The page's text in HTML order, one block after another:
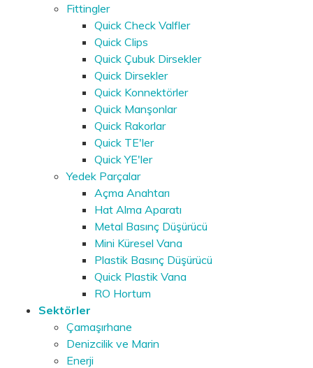
Fittingler
Quick Check Valfler
Quick Clips
Quick Çubuk Dirsekler
Quick Dirsekler
Quick Konnektörler
Quick Manşonlar
Quick Rakorlar
Quick TE'ler
Quick YE'ler
Yedek Parçalar
Açma Anahtarı
Hat Alma Aparatı
Metal Basınç Düşürücü
Mini Küresel Vana
Plastik Basınç Düşürücü
Quick Plastik Vana
RO Hortum
Sektörler
Çamaşırhane
Denizcilik ve Marin
Enerji